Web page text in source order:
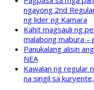
ngayong 2nd
ng lider ng Kamara
Kahit magsauli ng
malabong mabura
Panukalang alisin
NEA
Kawalan ng regular
na singil sa